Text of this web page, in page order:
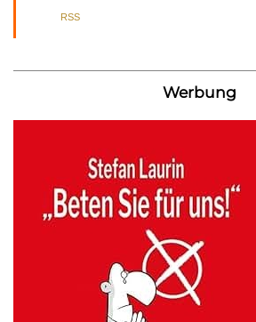
RSS
Werbung